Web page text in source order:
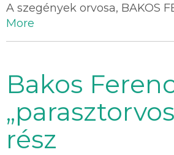
A szegények orvosa, BAKOS
More
Bakos
rész